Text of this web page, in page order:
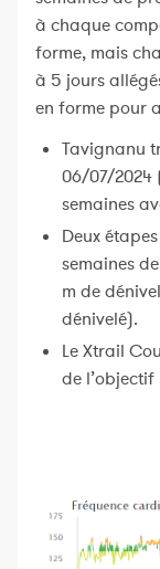
à chaque
forme, mais
à 5 jours
en forme pour
Tavignanu
06/07/2024
semaines
Deux
semaines
m de
dénivelé).
Le Xtrail
de l’objectif